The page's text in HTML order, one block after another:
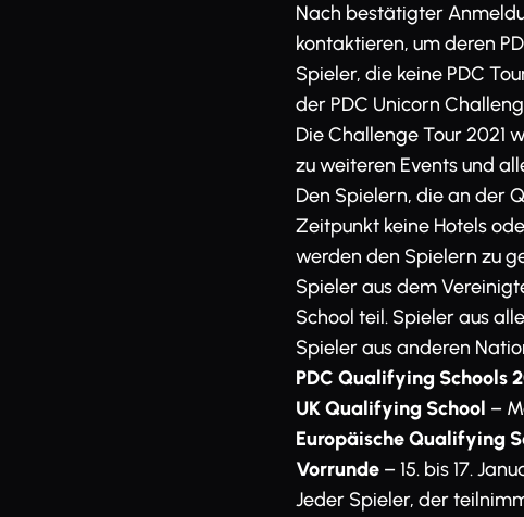
Nach bestätigter
kontaktieren, um deren
Spieler, die keine PDC
der PDC Unicorn
Die Challenge Tour 2021
zu weiteren Events und
Den Spielern, die an der
Zeitpunkt keine Hotels
werden den Spielern zu
Spieler aus dem
School teil. Spieler aus
Spieler aus anderen
PDC Qualifying Schools
UK Qualifying School –
Europäische Qualifying
Vorrunde – 15. bis 17.
Jeder Spieler, der